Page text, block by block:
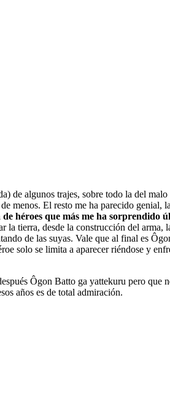
de algunos trajes, sobre todo la del
menos. El resto me ha parecido genial,
héroes que más me ha sorprendido
la tierra, desde la construcción del arma,
de las suyas. Vale que al final es
solo se limita a aparecer riéndose y
Ôgon Batto ga yattekuru pero que
años es de total admiración.